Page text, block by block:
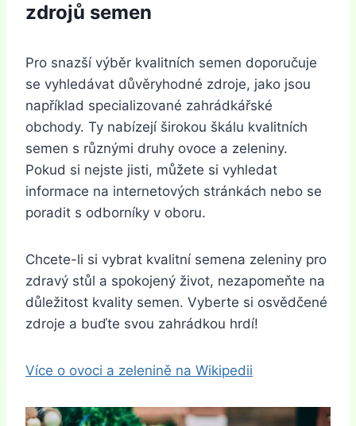
zdrojů semen
Pro snazší výběr kvalitních semen doporučuje
se vyhledávat důvěryhodné zdroje, jako jsou
například specializované zahrádkářské
obchody. Ty nabízejí širokou škálu kvalitních
semen s různými druhy ovoce a zeleniny.
Pokud si nejste jisti, můžete si vyhledat
informace na internetových stránkách nebo se
poradit s odborníky v oboru.
Chcete-li si vybrat kvalitní semena zeleniny pro
zdravý stůl a spokojený život, nezapomeňte na
důležitost kvality semen. Vyberte si osvědčené
zdroje a buďte svou zahrádkou hrdí!
Více o ovoci a zelenině na Wikipedii